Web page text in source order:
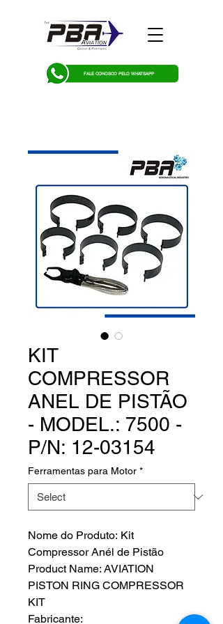
FALE CONOSCO PELO WHATSAPP
KIT
COMPRESSOR
ANEL DE PISTÃO
- MODEL.: 7500 -
P/N: 12-03154
Ferramentas para Motor *
Nome do Produto: Kit
Compressor Anél de Pistão
Product Name: AVIATION
PISTON RING COMPRESSOR
KIT
Fabricante: